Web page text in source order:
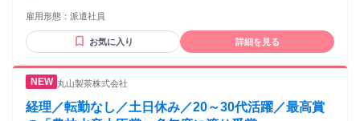
雇用形態： 派遣社員
お気に入り 詳細を見る
丸山製茶株式会社
経理／転勤なし／土日休み／20～30代活躍／最高賞